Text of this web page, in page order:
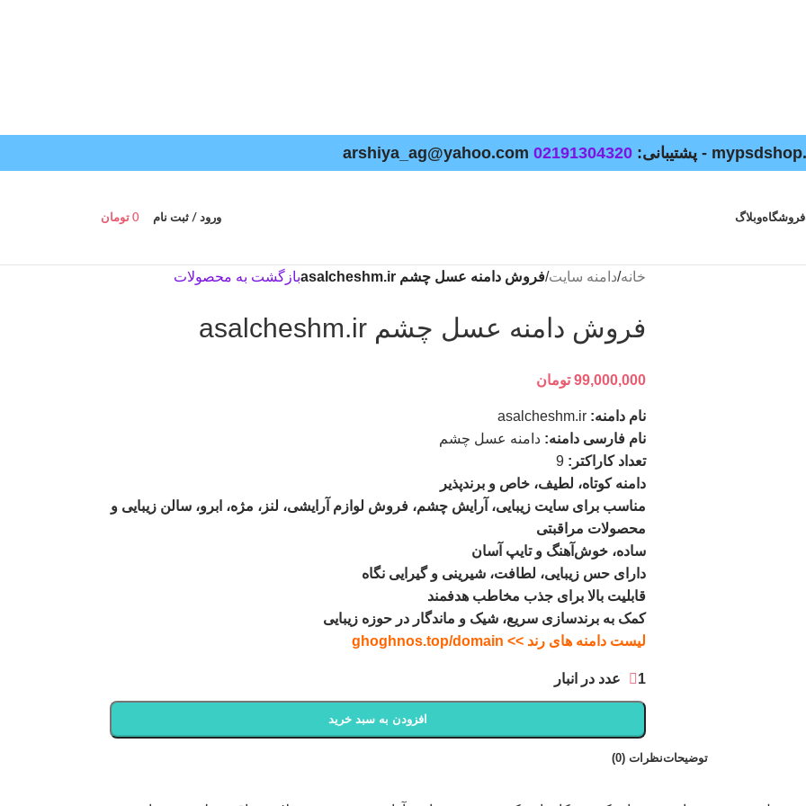
02191304320
فروشگاهوبلاگ ورود / ثبت نام 0 تومان
خانه/دامنه سایت/فروش دامنه عسل چشم asalcheshm.ir بازگشت به محصولات
فروش دامنه عسل چشم asalcheshm.ir
99,000,000 تومان
نام دامنه:
نام فارسی دامنه: دامنه عسل چشم
تعداد کاراکتر:
دامنه کوتاه، لطیف، خاص و برندپذیر
مناسب برای سایت زیبایی، آرایش چشم، فروش لوازم آرایشی، لنز، مژه، ابرو، سالن زیبایی و
محصولات مراقبتی
ساده، خوش‌آهنگ و تایپ آسان
دارای حس زیبایی، لطافت، شیرینی و گیرایی نگاه
قابلیت بالا برای جذب مخاطب هدفمند
کمک به برندسازی سریع، شیک و ماندگار در حوزه زیبایی
لیست دامنه های رند >> ghoghnos.top/domain
1 عدد در انبار
افزودن به سبد خرید
توضیحاتنظرات (0)